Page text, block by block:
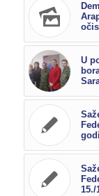
U
15./